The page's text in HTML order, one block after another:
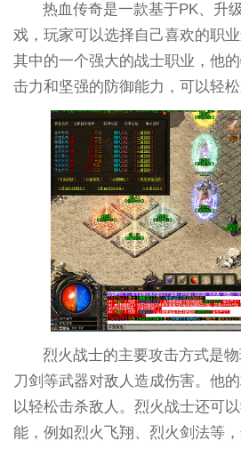
热血传奇是一款基于PK、升
戏，玩家可以选择自己喜欢的职
其中的一个强大的战士职业，他
击力和坚强的防御能力，可以轻松
烈火战士的主要攻击方式是
刀剑等武器对敌人造成伤害。他
以轻松击杀敌人。烈火战士还可
能，例如烈火飞翔、烈火剑法等